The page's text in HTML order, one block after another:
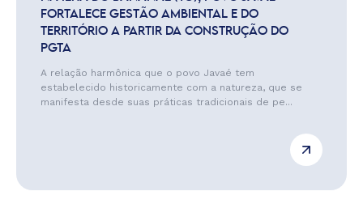
FORTALECE GESTÃO AMBIENTAL E DO
TERRITÓRIO A PARTIR DA CONSTRUÇÃO DO
PGTA
A relação harmônica que o povo Javaé tem
estabelecido historicamente com a natureza, que se
manifesta desde suas práticas tradicionais de pe...